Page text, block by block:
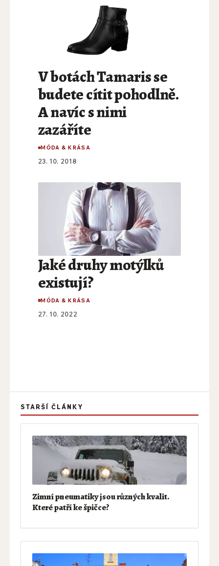
V botách Tamaris se
budete cítit pohodlně.
A navíc s nimi
zazáříte
MÓDA & KRÁSA
23. 10. 2018
Jaké druhy motýlků
existují?
MÓDA & KRÁSA
27. 10. 2022
STARŠÍ ČLÁNKY
Zimní pneumatiky jsou různých kvalit.
Které patří ke špičce?